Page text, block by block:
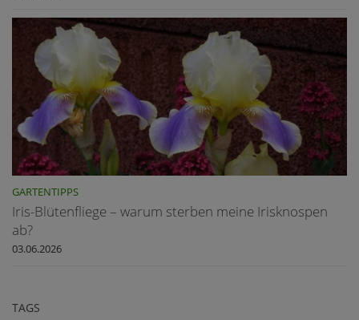
GARTENTIPPS
Iris-Blütenfliege – warum sterben meine Irisknospen
ab?
03.06.2026
TAGS